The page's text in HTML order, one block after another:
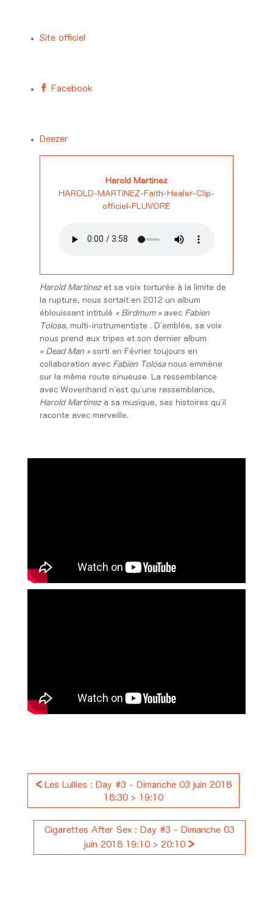
Site officiel
Facebook
Deezer
Harold Martinez
HAROLD-MARTINEZ-Faith-Healer-Clip-
officiel-FLUVORE
Harold Martinezet sa voix torturée à la limite de
la rupture, nous sortait en 2012 un album
éblouissant intitulé « Birdmum »avec Fabien
Tolosa, multi-instrumentiste . D’emblée, sa voix
nous prend aux tripes et son dernier album
« Dead Man »sorti en Février toujours en
collaboration avec Fabien Tolosanous emmène
sur la même route sinueuse. La ressemblance
avec Wovenhand n’est qu’une ressemblance,
Harold Martineza sa musique, ses histoires qu’il
raconte avec merveille.
<Les Lullies : Day #3 - Dimanche 03 juin 2018
18:30 > 19:10
Cigarettes After Sex : Day #3 - Dimanche 03
juin 2018 19:10 > 20:10>